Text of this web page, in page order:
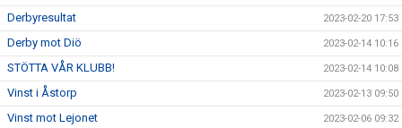
Derbyresultat 2023-02-20 17:53
Derby mot Diö 2023-02-14 10:16
STÖTTA VÅR KLUBB! 2023-02-14 10:08
Vinst i Åstorp 2023-02-13 09:50
Vinst mot Lejonet 2023-02-06 09:32